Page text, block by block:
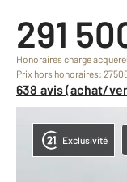
291
Honoraires charge
Prix hors honoraires:
638 avis (achat/
Exclusivité